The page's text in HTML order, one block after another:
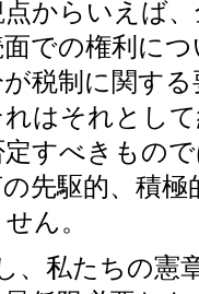
からいえば
での権利に
税制に関す
はそれとし
すべきもの
先駆的、積
ん。
、私たちの憲